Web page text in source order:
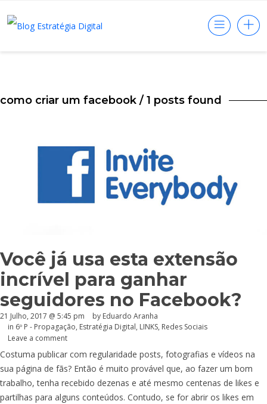
como criar um facebook / 1 posts found
Você já usa esta extensão
incrível para ganhar
seguidores no Facebook?
21 Julho, 2017 @ 5:45 pm by Eduardo Aranha
in 6º P - Propagação, Estratégia Digital, LINKS, Redes Sociais
Leave a comment
Costuma publicar com regularidade posts, fotografias e vídeos na
sua página de fãs? Então é muito provável que, ao fazer um bom
trabalho, tenha recebido dezenas e até mesmo centenas de likes e
partilhas para alguns conteúdos. Contudo, se for abrir os likes em